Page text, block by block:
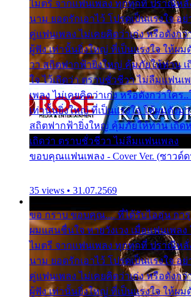
ไมตรี จากแฟนเพลง ทุกทุกที่ ปราณีหลั่
นาม ยอดรักเอาไว้ โปรดเป็นแรงใจ อ
คู่แฟนเพลง ไม่เคยคิดว่าเก่ง หรือดังก
ผู้ฟัง เท่านั้นยิ่งใหญ่ ที่เป็นแรงใจ ให้ผม
วา สถิตฟากฟ้ายิ่งใหญ่ คุ้มภัยให้ท่าน เ
ใจ ไว้เถิดว่า ตราบชั่วชีวา ไม่ลืมแฟน
เพลง ไม่เคยคิดว่าเก่ง หรือดังกว่าใค
เท่านั้นยิ่งใหญ่ ที่เป็นแรงใจ ให้ผมดังม
สถิตฟากฟ้ายิ่งใหญ่ คุ้มภัยให้ท่าน เถิดห
เถิดว่า ตราบชั่วชีวา ไม่ลืมแฟนเพลง
ขอบคุณแฟนเพลง - Cover Ver. (ซาวด์
35 views • 31.07.2569
ขอ กราบ ขอบคุณ.... ที่ได้รับไออุ่น กา
ผมแสนชื่นใจ หายวังเวง เมื่อแฟนเพลง
ไมตรี จากแฟนเพลง ทุกทุกที่ ปราณีหลั่
นาม ยอดรักเอาไว้ โปรดเป็นแรงใจ อ
คู่แฟนเพลง ไม่เคยคิดว่าเก่ง หรือดังก
ผู้ฟัง เท่านั้นยิ่งใหญ่ ที่เป็นแรงใจ ให้ผม